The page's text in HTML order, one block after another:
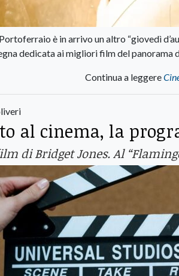
è in arrivo un altro “giovedì
dedicata ai migliori film del panorama
Continua a leggere
al cinema, la
di Bridget Jones. Al